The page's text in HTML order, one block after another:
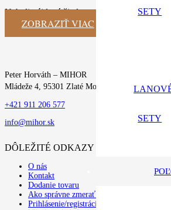
SETY
SETY
Neboli nájdené žiadne výsledky.
ZOBRAZIŤ VIAC
Peter Horváth – MIHOR
Mládeže 4, 95301 Zlaté Moravce
+421 911 206 577
info@mihor.sk
DÔLEŽITÉ ODKAZY
O nás
Kontakt
Dodanie tovaru
Ako správne zmerať psa
Prihlásenie/registrácia